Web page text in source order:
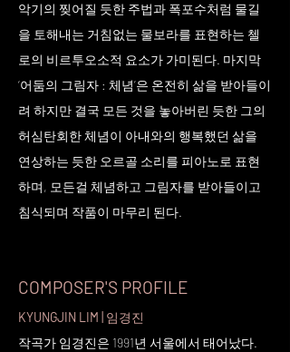
악기의 찢어질 듯한 주법과 폭포수처럼 물길
을 토해내는 거침없는 물보라를 표현하는 첼
로의 비르투오소적 요소가 가미된다. 마지막
‘어둠의 그림자 : 체념’은 온전히 삶을 받아들이
려 하지만 결국 모든 것을 놓아버린 듯한 그의
허심탄회한 체념이 아내와의 행복했던 삶을
연상하는 듯한 오르골 소리를 피아노로 표현
하며, 모든걸 체념하고 그림자를 받아들이고
침식되며 작품이 마무리 된다.
COMPOSER'S PROFILE
KYUNGJIN LIM | 임경진
작곡가 임경진은 1991년 서울에서 태어났다.